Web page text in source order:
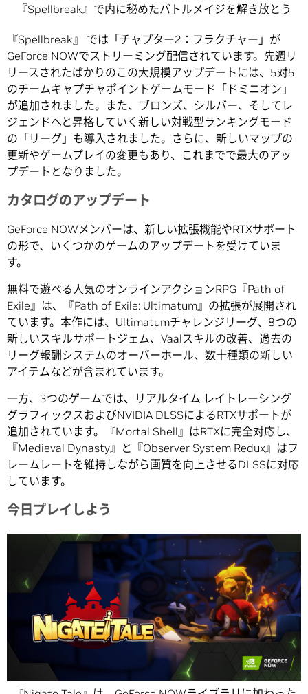
『Spellbreak』で内に秘めたバトルメイジを解き放とう
『Spellbreak』 では「チャプター2：フラクチャー」が
GeForce NOWでストリーミング配信されています。先週リ
リースされたばかりのこの大規模アップデートには、5対5
のチームキャプチャポイントゲームモード「ドミニオン」
が追加されました。また、ブロンズ、シルバー、そしてレ
ジェンドへと昇格していく新しい対戦型ランキングモード
の「リーグ」も導入されました。さらに、新しいマップの
更新やゲームプレイの変更もあり、これまでで最大のアッ
プデートとなりました。
カタログのアップデート
GeForce NOWメンバーは、新しい拡張機能やRTXサポート
の形で、いくつかのゲームのアップデートを受けていま
す。
無料で遊べる人気のオンラインアクションRPG『Path of
Exile』は、『Path of Exile: Ultimatum』の拡張が展開され
ています。本作には、Ultimatumチャレンジリーグ、8つの
新しいスキルサポートジェム、Vaalスキルの改善、過去の
リーグ報酬システムのオーバーホール、数十種類の新しい
アイテムなどが含まれています。
一方、3つのゲームでは、リアルタイム レイトレーシング
グラフィックスおよびNVIDIA DLSSによるRTXサポートが
追加されています。『Mortal Shell』はRTXに完全対応し、
『Medieval Dynasty』と『Observer System Redux』はフ
レームレートを維持しながら画質を向上させるDLSSに対応
しています。
今日プレイしよう